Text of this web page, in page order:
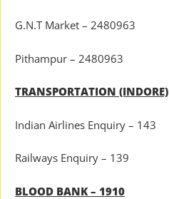
G.N.T Market – 2480963
Pithampur – 2480963
TRANSPORTATION (INDORE)
Indian Airlines Enquiry – 143
Railways Enquiry – 139
BLOOD BANK – 1910